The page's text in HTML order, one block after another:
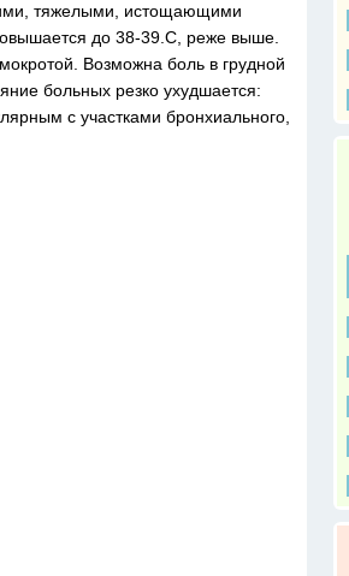
тяжелыми, истощающими
до 38-39.С, реже выше.
Возможна боль в грудной
больных резко ухудшается:
с участками бронхиального,